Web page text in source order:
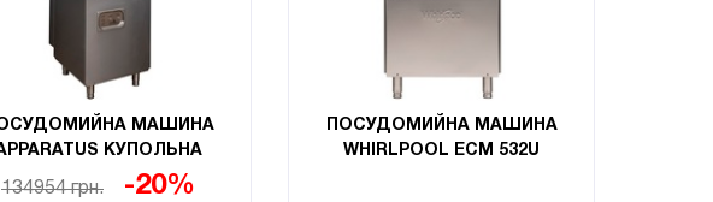
МАШИНА
КУПОЛЬНА
134954 грн.
-20%
ПОСУДОМИЙНА МАШИНА
WHIRLPOOL ECM 532U